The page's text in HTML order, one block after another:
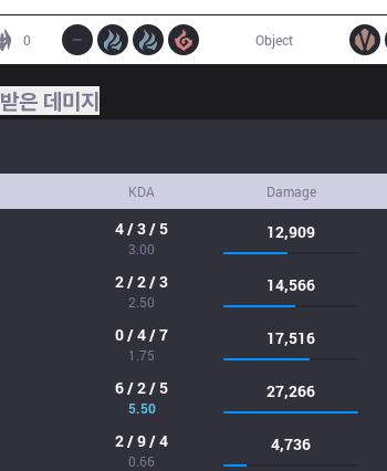
0 Object
받은 데미지
KDA Damage
4 / 3 / 5
3.00
12,909
2 / 2 / 3
2.50
14,566
0 / 4 / 7
1.75
17,516
6 / 2 / 5
5.50
27,266
2 / 9 / 4
0.66
4,736